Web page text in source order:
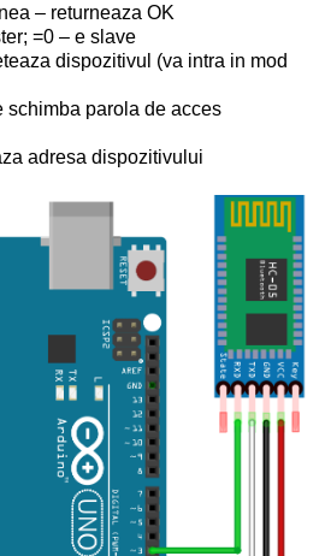
– returneaza OK
=0 – e slave
dispozitivul (va intra in mod
schimba parola de acces
adresa dispozitivului